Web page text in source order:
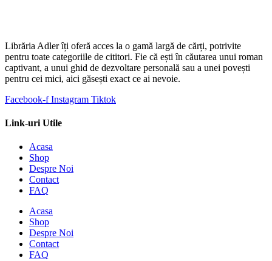
Librăria Adler îți oferă acces la o gamă largă de cărți, potrivite
pentru toate categoriile de cititori. Fie că ești în căutarea unui roman
captivant, a unui ghid de dezvoltare personală sau a unei povești
pentru cei mici, aici găsești exact ce ai nevoie.
Facebook-f Instagram Tiktok
Link-uri Utile
Acasa
Shop
Despre Noi
Contact
FAQ
Acasa
Shop
Despre Noi
Contact
FAQ